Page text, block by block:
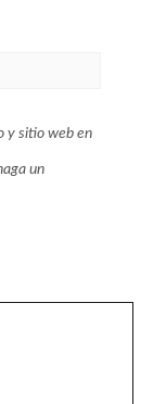
y sitio web en
un